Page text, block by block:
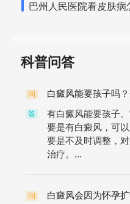
巴州人民医院看皮肤病
科普问答
问 白癜风能要孩子吗
答
有白癜风能要孩子
要是有白癜风，可
要是不及时调整，
治疗。...
问 白癜风会因为怀孕